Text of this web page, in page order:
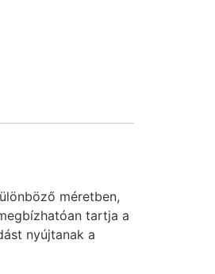
méretben,
tartja a
nyújtanak a